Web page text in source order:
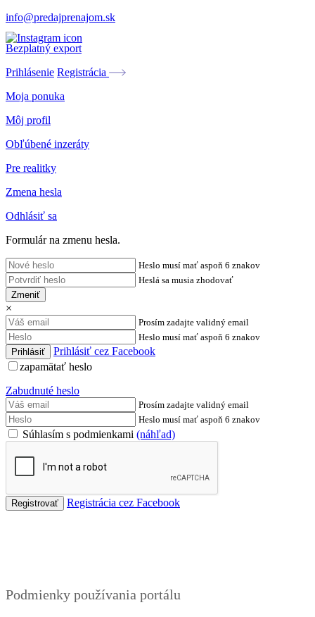
info@predajprenajom.sk
Bezplatný export
Prihlásenie Registrácia
Moja ponuka
Môj profil
Obľúbené inzeráty
Pre realitky
Zmena hesla
Odhlásiť sa
Formulár na zmenu hesla.
Heslo musí mať aspoň 6 znakov
Heslá sa musia zhodovať
Zmeniť
×
Prosím zadajte validný email
Heslo musí mať aspoň 6 znakov
Prihlásiť cez Facebook
zapamätať heslo
Zabudnuté heslo
Prosím zadajte validný email
Heslo musí mať aspoň 6 znakov
Súhlasím s podmienkami (náhľad)
Registrácia cez Facebook
Podmienky používania portálu